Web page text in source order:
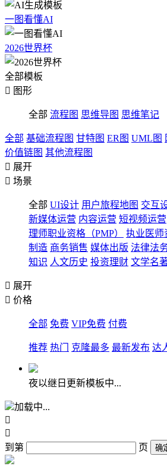
一图看懂AI
2026世界杯
全部模板
 图形
全部 流程图 思维导图 思维笔记
全部 基础流程图 甘特图 ER图 UML图
价值链图 其他流程图
 展开
 场景
全部 UI设计 用户旅程地图 交互
新媒体运营 内容运营 短视频运营
理师职业资格（PMP）
执业医师
制造 商务销售 媒体出版 法律法
知识 人文历史 投资理财 文学名
 展开
 价格
全部 免费 VIP免费 付费
推荐 热门 克隆最多 最新发布 达
夜以继日更新模板中...
加载中...


到第
页 确